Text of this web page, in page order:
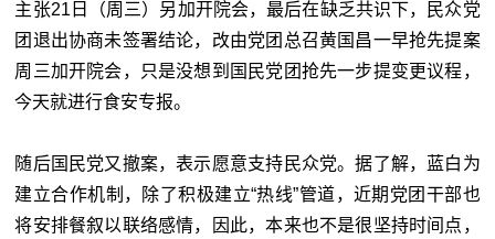
主张21日（周三）另加开院会，最后在缺乏共识下，民众党
团退出协商未签署结论，改由党团总召黄国昌一早抢先提案
周三加开院会，只是没想到国民党团抢先一步提变更议程，
今天就进行食安专报。
随后国民党又撤案，表示愿意支持民众党。据了解，蓝白为
建立合作机制，除了积极建立“热线”管道，近期党团干部也
将安排餐叙以联络感情，因此，本来也不是很坚持时间点，